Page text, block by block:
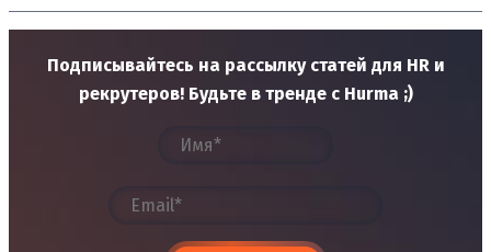
Подписывайтесь на рассылку статей для HR и
рекрутеров! Будьте в тренде с Hurma ;)